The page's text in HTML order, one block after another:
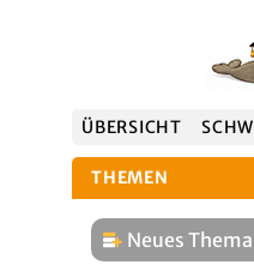
ÜBERSICHT
THEMEN
Neues